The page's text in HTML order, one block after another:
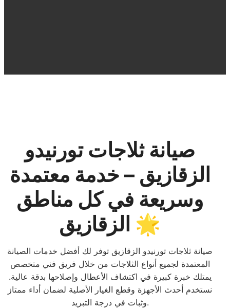
صيانة ثلاجات تورنيدو
الزقازيق – خدمة معتمدة
وسريعة في كل مناطق
الزقازيق 🌟
صيانة ثلاجات تورنيدو الزقازيق توفر لك أفضل خدمات الصيانة
المعتمدة لجميع أنواع الثلاجات من خلال فريق فني متخصص
يمتلك خبرة كبيرة في اكتشاف الأعطال وإصلاحها بدقة عالية.
نستخدم أحدث الأجهزة وقطع الغيار الأصلية لضمان أداء ممتاز
وثبات في درجة التبريد.